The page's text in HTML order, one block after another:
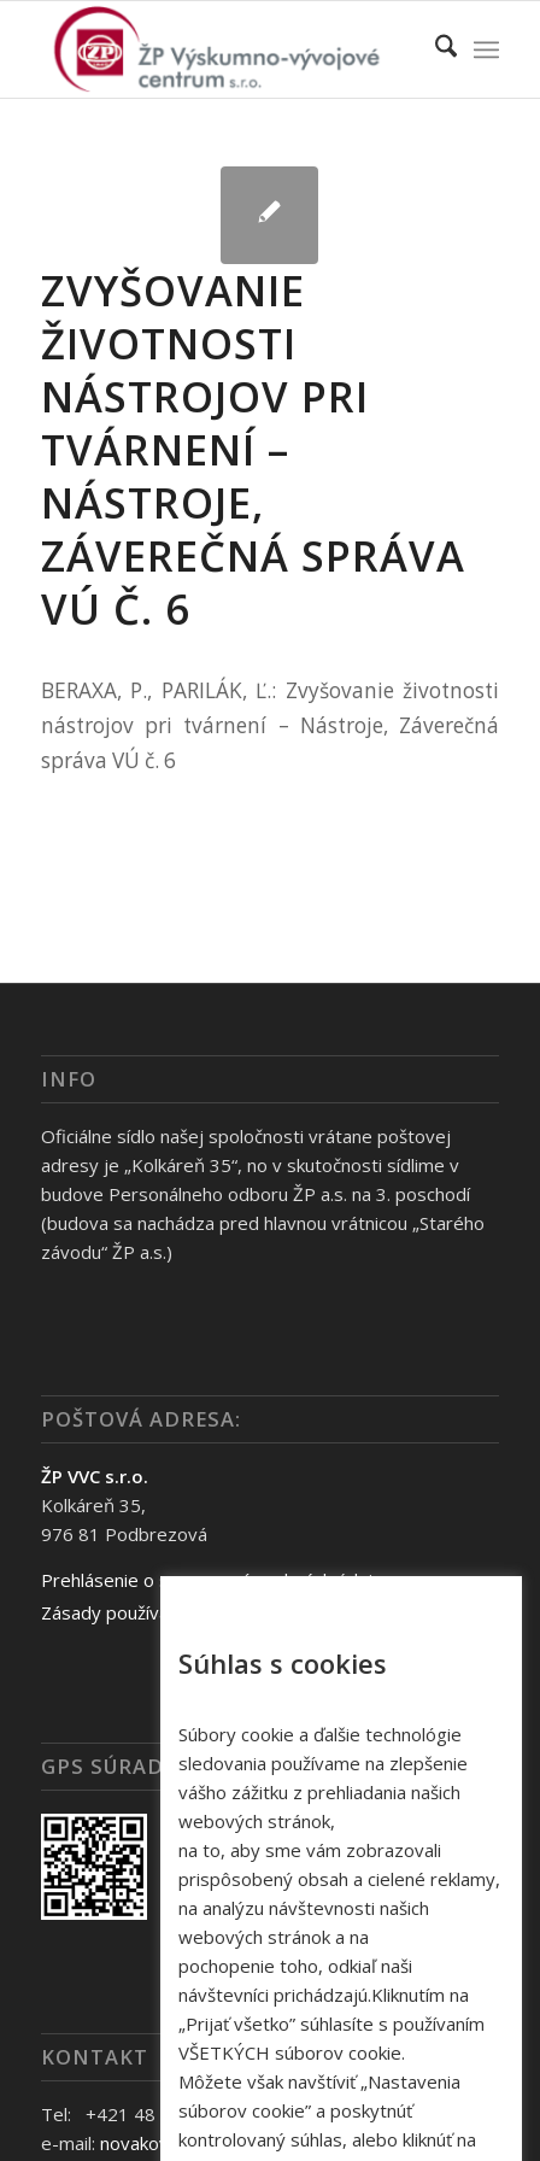
ZVYŠOVANIE
ŽIVOTNOSTI
NÁSTROJOV PRI
TVÁRNENÍ –
NÁSTROJE,
ZÁVEREČNÁ SPRÁVA
VÚ Č. 6
BERAXA, P., PARILÁK, Ľ.: Zvyšovanie životnosti
nástrojov pri tvárnení – Nástroje, Záverečná
správa VÚ č. 6
INFO
Oficiálne sídlo našej spoločnosti vrátane poštovej
adresy je „Kolkáreň 35“, no v skutočnosti sídlime v
budove Personálneho odboru ŽP a.s. na 3. poschodí
(budova sa nachádza pred hlavnou vrátnicou „Starého
závodu“ ŽP a.s.)
POŠTOVÁ ADRESA:
ŽP VVC s.r.o.
Kolkáreň 35,
976 81 Podbrezová
Prehlásenie o spracovaní osobných údajov
Zásady používania súborov cookie
GPS SÚRADNICE
KONTAKT
Tel: +421 48 645 40 35
e-mail: novakova@zelpo.sk
Súhlas s cookies
Súbory cookie a ďalšie technológie
sledovania používame na zlepšenie
vášho zážitku z prehliadania našich
webových stránok,
na to, aby sme vám zobrazovali
prispôsobený obsah a cielené reklamy,
na analýzu návštevnosti našich
webových stránok a na
pochopenie toho, odkiaľ naši
návštevníci prichádzajú.Kliknutím na
„Prijať všetko” súhlasíte s používaním
VŠETKÝCH súborov cookie.
Môžete však navštíviť „Nastavenia
súborov cookie” a poskytnúť
kontrolovaný súhlas, alebo kliknúť na